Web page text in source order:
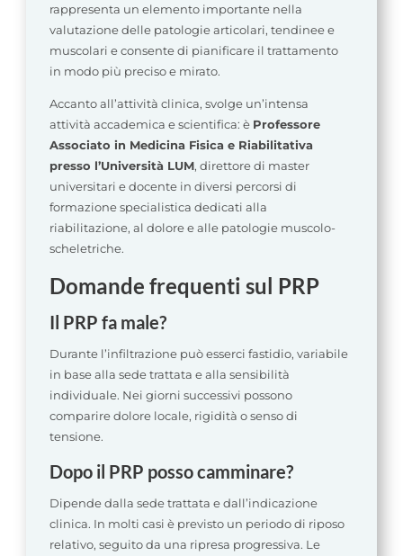
rappresenta un elemento importante nella
valutazione delle patologie articolari, tendinee e
muscolari e consente di pianificare il trattamento
in modo più preciso e mirato.
Accanto all’attività clinica, svolge un’intensa
attività accademica e scientifica: è Professore
Associato in Medicina Fisica e Riabilitativa
presso l’Università LUM, direttore di master
universitari e docente in diversi percorsi di
formazione specialistica dedicati alla
riabilitazione, al dolore e alle patologie muscolo-
scheletriche.
Domande frequenti sul PRP
Il PRP fa male?
Durante l’infiltrazione può esserci fastidio, variabile
in base alla sede trattata e alla sensibilità
individuale. Nei giorni successivi possono
comparire dolore locale, rigidità o senso di
tensione.
Dopo il PRP posso camminare?
Dipende dalla sede trattata e dall’indicazione
clinica. In molti casi è previsto un periodo di riposo
relativo, seguito da una ripresa progressiva. Le